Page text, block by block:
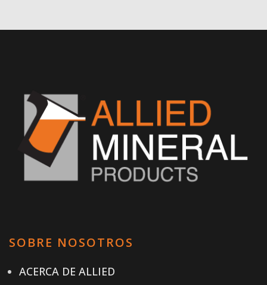
SOBRE NOSOTROS
ACERCA DE ALLIED